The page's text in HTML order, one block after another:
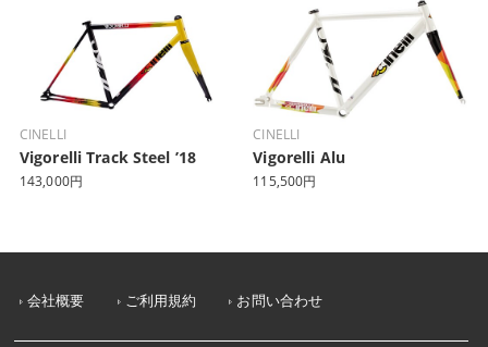
CINELLI
Vigorelli Track Steel ’18
143,000円
CINELLI
Vigorelli Alu
115,500円
会社概要 ご利用規約 お問い合わせ